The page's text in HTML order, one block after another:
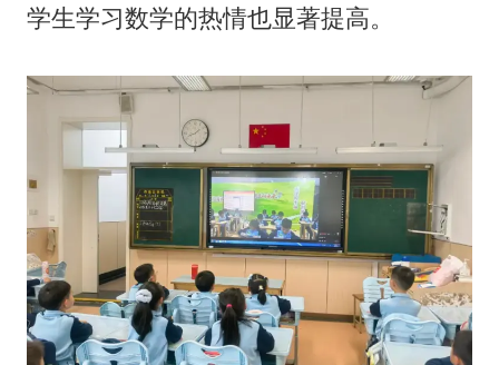
学生学习数学的热情也显著提高。